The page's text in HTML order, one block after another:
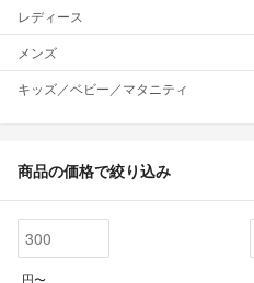
レディース
メンズ
キッズ／ベビー／マタニティ
商品の価格で絞り込み
円〜